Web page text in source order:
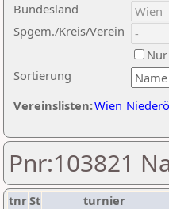
Sortierung
Bundesland
Spgem./Kreis/Verein
Vereinslisten:Wien
Pnr:103821
tnrSt turnier